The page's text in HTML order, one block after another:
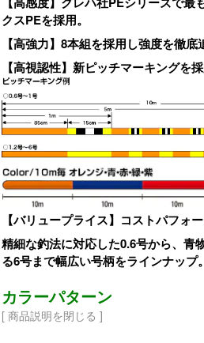
クスPEを採用。
【高強力】8本組を採用し強度を徹底
【高視認性】新ピッチマーキングを
【バリュープライス】コストパフォ
精細な釣法に対応した0.6号から、青
る6号まで幅広い号柄をラインナップ。
カラーパターン
[ 商品説明を閉じる ]